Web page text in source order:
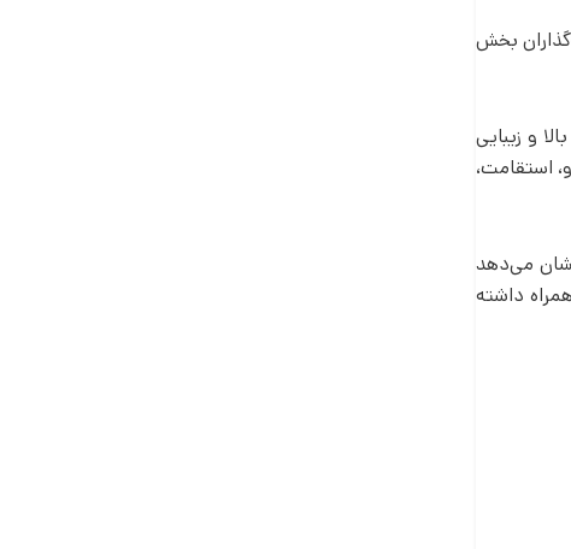
بخش
و زیبایی
استقامت،
می‌دهد
داشته